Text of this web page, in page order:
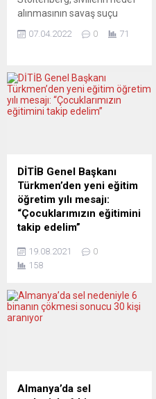
alınmasının savaş suçu
“Ukrayna’nın acil askeri
sürecek olan NATO Dışişleri
Bakanları Toplantısı öncesi
gazetecilere açıklamalarda
olası karşı hamlelerini
değerlendirdi. Stoltenberg,
Buça’daki sivillere yönelik
saldırıları değerlendirirken,...
07.04.2022 0 71
DİTİB Genel Başkanı
Türkmen’den yeni eğitim
öğretim yılı mesajı:
“Çocuklarımızın eğitimini
takip edelim”
Birliği (DİTİB) Genel Başkanı
Kazım Türkmen, 2021-2022
başlaması dolayısıyla bir
mesaj yayınladı. DİTİB Genel
temennisinde bulundu.
19.08.2021
0
158
Almanya’da sel